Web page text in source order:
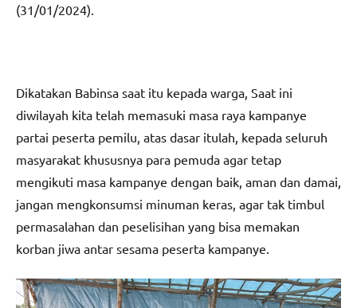
(31/01/2024).
Dikatakan Babinsa saat itu kepada warga, Saat ini
diwilayah kita telah memasuki masa raya kampanye
partai peserta pemilu, atas dasar itulah, kepada seluruh
masyarakat khususnya para pemuda agar tetap
mengikuti masa kampanye dengan baik, aman dan damai,
jangan mengkonsumsi minuman keras, agar tak timbul
permasalahan dan peselisihan yang bisa memakan
korban jiwa antar sesama peserta kampanye.